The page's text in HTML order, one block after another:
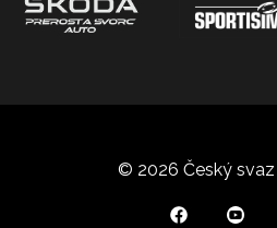
© 2026 Český svaz